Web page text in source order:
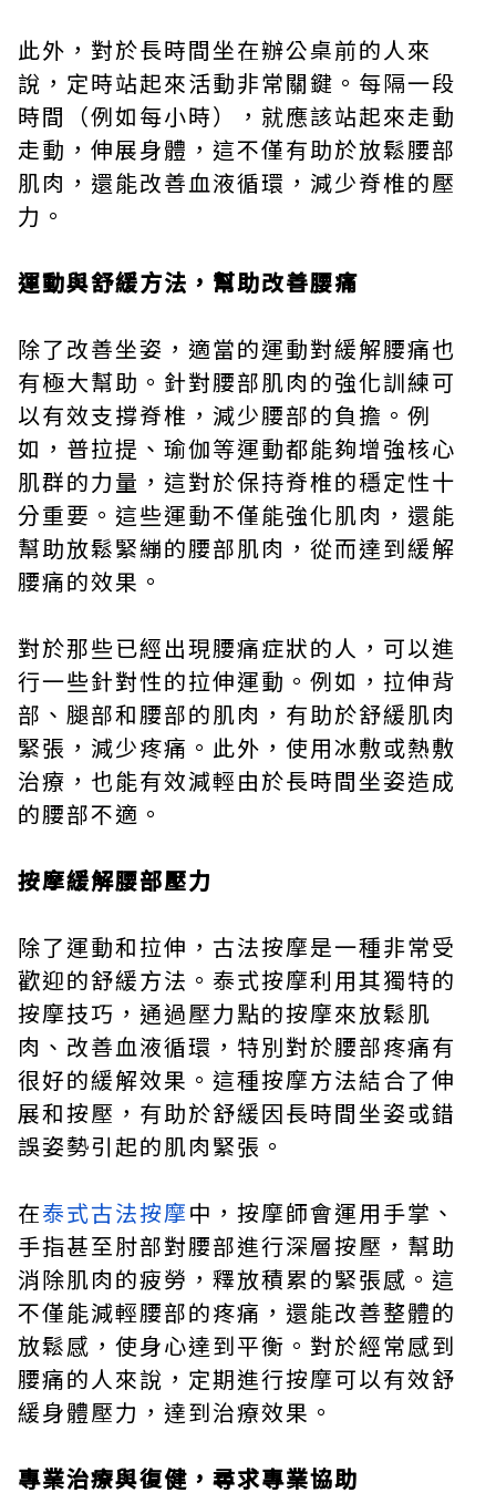
此外，對於長時間坐在辦公桌前的人來
說，定時站起來活動非常關鍵。每隔一段
時間（例如每小時），就應該站起來走動
走動，伸展身體，這不僅有助於放鬆腰部
肌肉，還能改善血液循環，減少脊椎的壓
力。
運動與舒緩方法，幫助改善腰痛
除了改善坐姿，適當的運動對緩解腰痛也
有極大幫助。針對腰部肌肉的強化訓練可
以有效支撐脊椎，減少腰部的負擔。例
如，普拉提、瑜伽等運動都能夠增強核心
肌群的力量，這對於保持脊椎的穩定性十
分重要。這些運動不僅能強化肌肉，還能
幫助放鬆緊繃的腰部肌肉，從而達到緩解
腰痛的效果。
對於那些已經出現腰痛症狀的人，可以進
行一些針對性的拉伸運動。例如，拉伸背
部、腿部和腰部的肌肉，有助於舒緩肌肉
緊張，減少疼痛。此外，使用冰敷或熱敷
治療，也能有效減輕由於長時間坐姿造成
的腰部不適。
按摩緩解腰部壓力
除了運動和拉伸，古法按摩是一種非常受
歡迎的舒緩方法。泰式按摩利用其獨特的
按摩技巧，通過壓力點的按摩來放鬆肌
肉、改善血液循環，特別對於腰部疼痛有
很好的緩解效果。這種按摩方法結合了伸
展和按壓，有助於舒緩因長時間坐姿或錯
誤姿勢引起的肌肉緊張。
在泰式古法按摩中，按摩師會運用手掌、
手指甚至肘部對腰部進行深層按壓，幫助
消除肌肉的疲勞，釋放積累的緊張感。這
不僅能減輕腰部的疼痛，還能改善整體的
放鬆感，使身心達到平衡。對於經常感到
腰痛的人來說，定期進行按摩可以有效舒
緩身體壓力，達到治療效果。
專業治療與復健，尋求專業協助